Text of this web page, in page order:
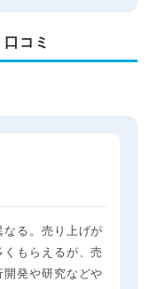
コミ
る。売り上げが
もらえるが、売
発や研究などや